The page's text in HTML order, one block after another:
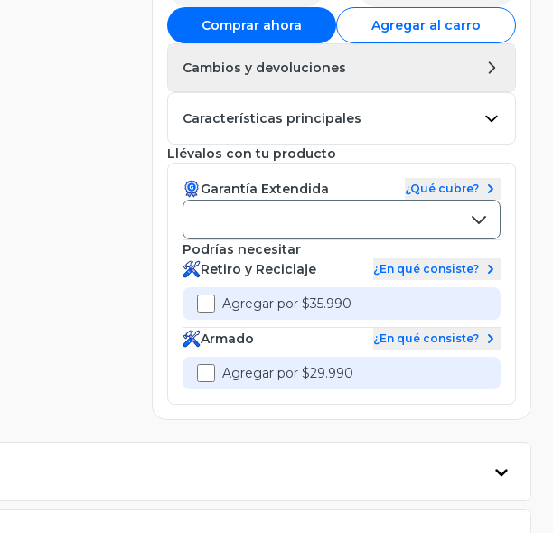
Comprar ahora Agregar al carro
Cambios y devoluciones
Características principales
Llévalos con tu producto
Garantía Extendida ¿Qué cubre?
Podrías necesitar
Retiro y Reciclaje
¿En qué consiste?
Agregar por $35.990
Armado ¿En qué consiste?
Agregar por $29.990